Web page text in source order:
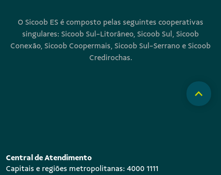
O Sicoob ES é composto pelas seguintes cooperativas
singulares: Sicoob Sul-Litorâneo, Sicoob Sul, Sicoob
Conexão, Sicoob Coopermais, Sicoob Sul-Serrano e Sicoob
Credirochas.
Central de Atendimento
Capitais e regiões metropolitanas: 4000 1111